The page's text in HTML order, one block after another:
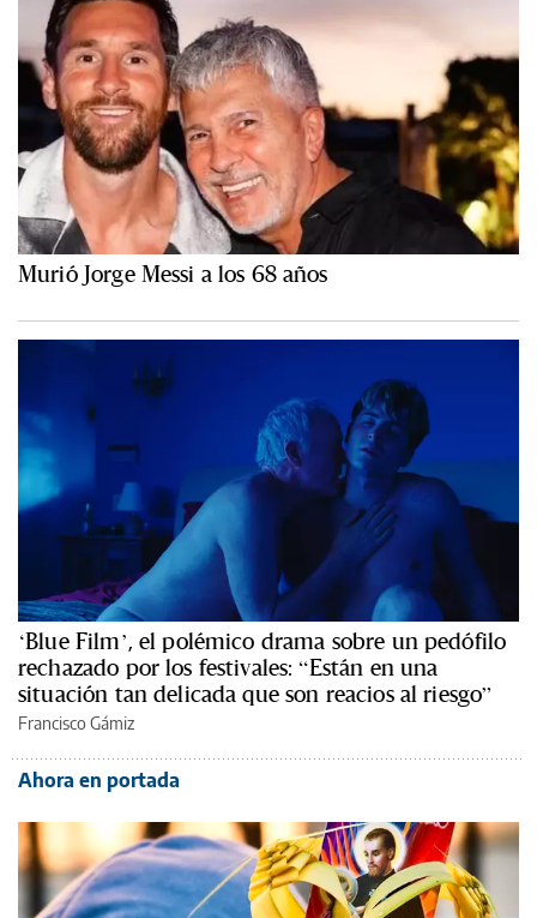
Murió Jorge Messi a los 68 años
‘Blue Film’, el polémico drama sobre un pedófilo
rechazado por los festivales: “Están en una
situación tan delicada que son reacios al riesgo”
Francisco Gámiz
Ahora en portada